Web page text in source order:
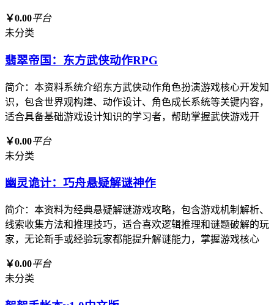
￥0.00平台
未分类
翡翠帝国：东方武侠动作RPG
简介：本资料系统介绍东方武侠动作角色扮演游戏核心开发知
识，包含世界观构建、动作设计、角色成长系统等关键内容，
适合具备基础游戏设计知识的学习者，帮助掌握武侠游戏开
￥0.00平台
未分类
幽灵诡计：巧舟悬疑解谜神作
简介：本资料为经典悬疑解谜游戏攻略，包含游戏机制解析、
线索收集方法和推理技巧，适合喜欢逻辑推理和谜题破解的玩
家，无论新手或经验玩家都能提升解谜能力，掌握游戏核心
￥0.00平台
未分类